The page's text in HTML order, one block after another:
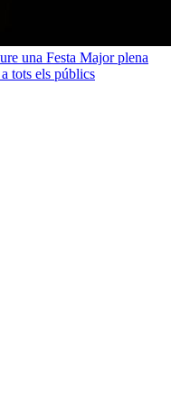
una Festa Major plena
tots els públics